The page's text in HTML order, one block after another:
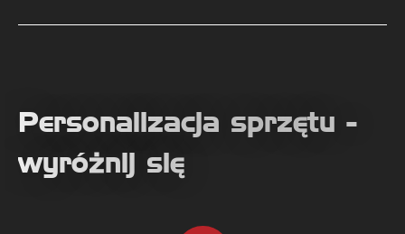
Personalizacja sprzętu -
wyróżnij się